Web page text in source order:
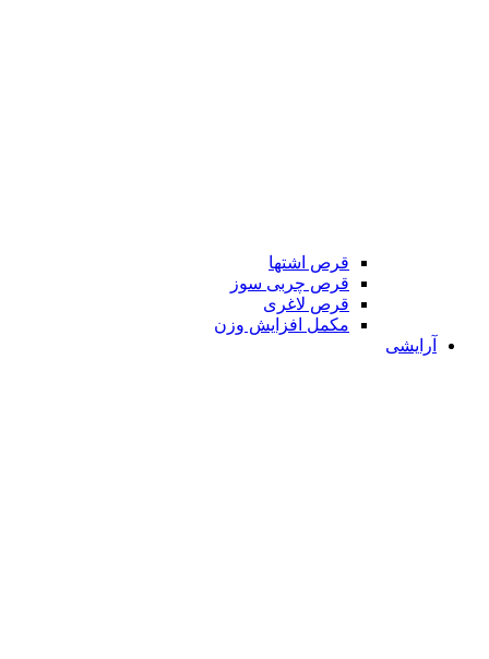
قرص اشتها
قرص چربی سوز
قرص لاغری
مکمل افزایش وزن
آرایشی